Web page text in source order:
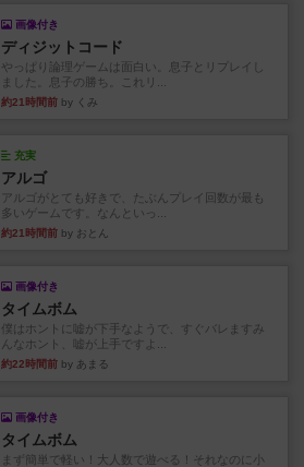
画像付き
ディジットコード
やっぱり論理ゲームは面白い。息子とリプレイし
ました。息子の勝ち。これリ...
約21時間前 by くみ
充実
アルゴ
アルゴがとても好きで、たぶんプレイ回数が最も
多いゲームです。なんといっ...
約21時間前 by おとん
画像付き
タイムボム
僕はホントに嘘が下手なようで、すぐバレますみ
んなホント、嘘が上手ですよ...
約22時間前 by あまる
画像付き
タイムボム
まず簡単で軽い！大人数で遊べる！それなのに小